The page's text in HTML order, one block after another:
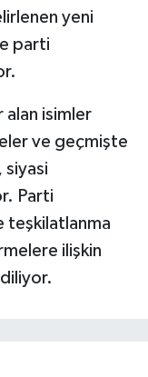
yeni
parti
isimler
ve geçmişte
siyasi
Parti
teşkilatlanma
ilişkin